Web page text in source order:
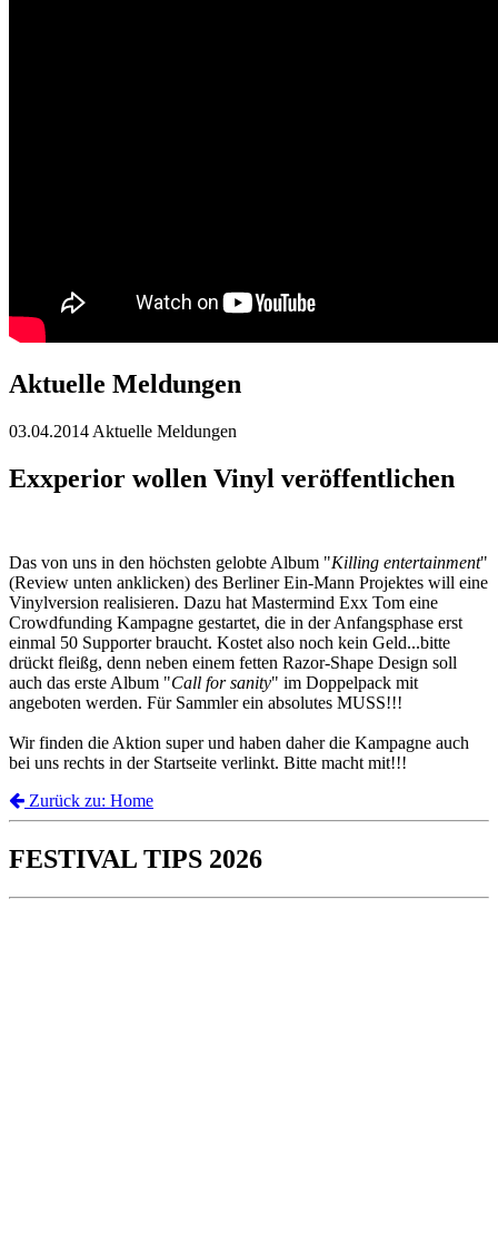
Aktuelle Meldungen
03.04.2014 Aktuelle Meldungen
Exxperior wollen Vinyl veröffentlichen
Das von uns in den höchsten gelobte Album "Killing entertainment"
(Review unten anklicken) des Berliner Ein-Mann Projektes will eine
Vinylversion realisieren. Dazu hat Mastermind Exx Tom eine
Crowdfunding Kampagne gestartet, die in der Anfangsphase erst
einmal 50 Supporter braucht. Kostet also noch kein Geld...bitte
drückt fleißg, denn neben einem fetten Razor-Shape Design soll
auch das erste Album "Call for sanity" im Doppelpack mit
angeboten werden. Für Sammler ein absolutes MUSS!!!
Wir finden die Aktion super und haben daher die Kampagne auch
bei uns rechts in der Startseite verlinkt. Bitte macht mit!!!
Zurück zu: Home
FESTIVAL TIPS 2026